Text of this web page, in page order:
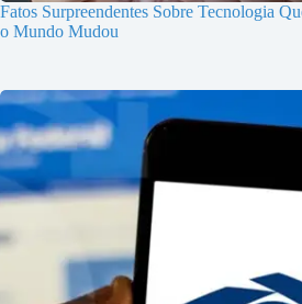
Fatos Surpreendentes Sobre Tecnologia
o Mundo Mudou